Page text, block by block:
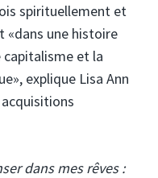
spirituellement et
«dans une histoire
capitalisme et la
explique Lisa Ann
dans mes rêves :